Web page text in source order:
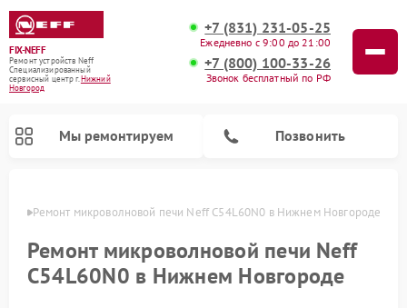
FIX-NEFF
Ремонт устройств Neff
Специализированный
cервисный центр г.Нижний
Новгород
+7 (831) 231-05-25
Ежедневно с 9:00 до 21:00
+7 (800) 100-33-26
Звонок бесплатный по РФ
Мы ремонтируем Позвонить
Ремонт микроволновой печи Neff C54L60N0 в Нижнем Новгороде
Ремонт микроволновой печи Neff
C54L60N0 в Нижнем Новгороде